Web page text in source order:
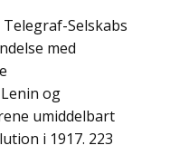
Selskabs
med
og
umiddelbart
i 1917. 223